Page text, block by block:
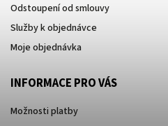
Odstoupení od smlouvy
Služby k objednávce
Moje objednávka
INFORMACE PRO VÁS
Možnosti platby